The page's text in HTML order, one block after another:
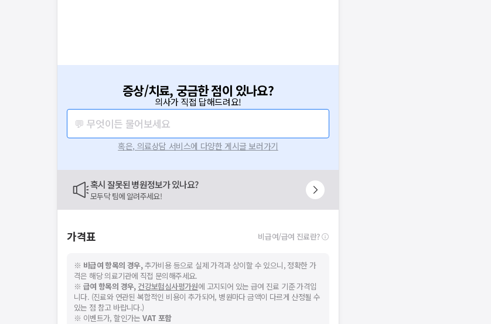
증상/치료, 궁금한 점이 있나요?
의사가 직접 답해드려요!
💬 무엇이든 물어보세요
혹은, 의료상담 서비스에 다양한 게시글 보러가기
혹시 잘못된 병원정보가 있나요?
모두닥 팀에 알려주세요!
가격표 비급여/급여 진료란?
※ 비급여 항목의 경우,추가비용 등으로 실제 가격과 상이할 수 있으니, 정확한 가
격은 해당 의료기관에 직접 문의해주세요.
※ 급여 항목의 경우, 건강보험심사평가원에 고지되어 있는 급여 진료 기준 가격입
니다. (진료와 연관된 복합적인 비용이 추가되어, 병원마다 금액이 다르게 산정될 수
있는 점 참고 바랍니다.)
※ 이벤트가, 할인가는VAT 포함